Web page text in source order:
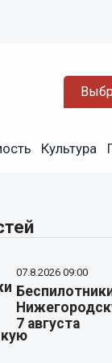
Культура
07.8.2026 09:00
7 августа